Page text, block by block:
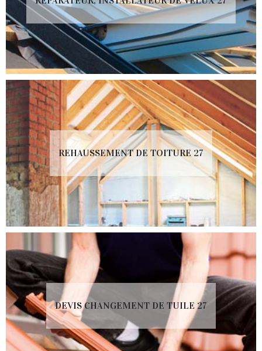
REHAUSSEMENT DE TOITURE 27
DEVIS CHANGEMENT DE TUILE 27